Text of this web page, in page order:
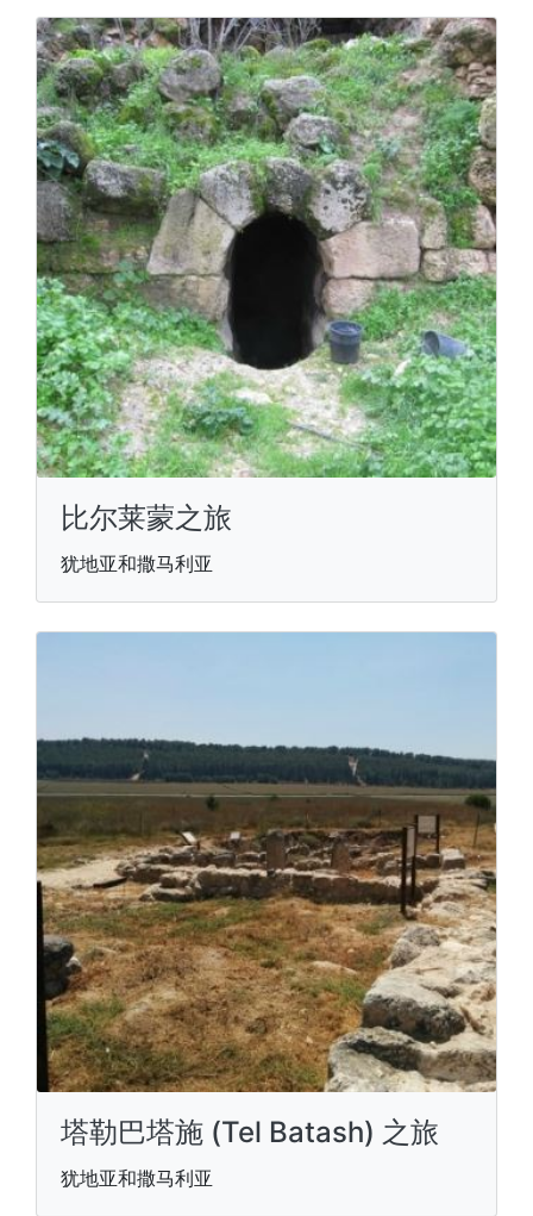
比尔莱蒙之旅
犹地亚和撒马利亚
塔勒巴塔施 (Tel Batash) 之旅
犹地亚和撒马利亚